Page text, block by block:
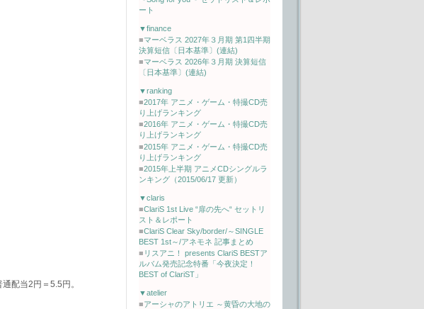
配当2円＝5.5円。
ート
▼finance
■マーベラス 2027年３月期 第1四半期
決算短信〔日本基準〕(連結)
■マーベラス 2026年３月期 決算短信
〔日本基準〕(連結)
▼ranking
■2017年 アニメ・ゲーム・特撮CD売
り上げランキング
■2016年 アニメ・ゲーム・特撮CD売
り上げランキング
■2015年 アニメ・ゲーム・特撮CD売
り上げランキング
■2015年上半期 アニメCDシングルラ
ンキング（2015/06/17 更新）
▼claris
■ClariS 1st Live “扉の先へ“ セットリ
スト＆レポート
■ClariS Clear Sky/border/～SINGLE
BEST 1st～/アネモネ 記事まとめ
■ リスアニ！ presents ClariS BESTア
ルバム発売記念特番「今夜決定！
BEST of ClariST」
▼atelier
■アーシャのアトリエ ～黄昏の大地の